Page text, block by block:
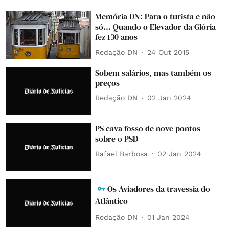
Memória DN: Para o turista e não
só... Quando o Elevador da Glória
fez 130 anos
Redação DN 24 Out 2015
Sobem salários, mas também os
preços
Redação DN 02 Jan 2024
PS cava fosso de nove pontos
sobre o PSD
Rafael Barbosa 02 Jan 2024
Os Aviadores da travessia do
Atlântico
Redação DN 01 Jan 2024